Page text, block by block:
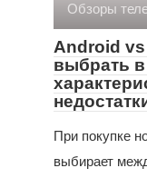
Обзоры
Android
выбрать в
При покупке
выбирает